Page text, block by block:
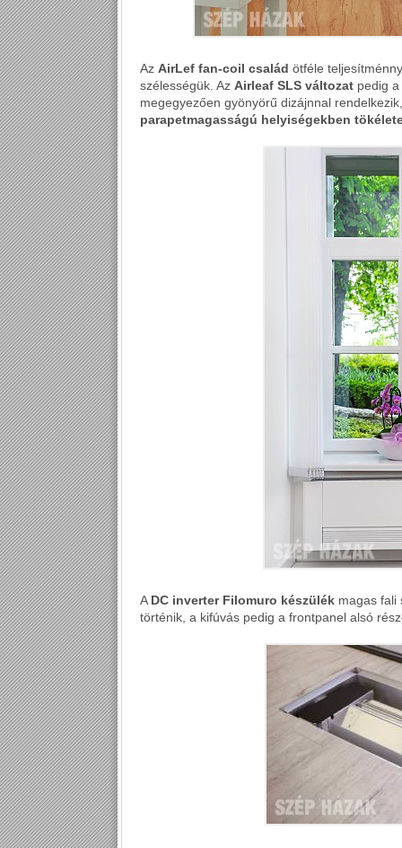
Az AirLef fan-coil család ötféle
szélességük. Az Airleaf SLS változat pedig
megegyezően gyönyörű dizájnnal
parapetmagasságú helyiségekben
A DC inverter Filomuro készülék magas fali
történik, a kifúvás pedig a frontpanel alsó